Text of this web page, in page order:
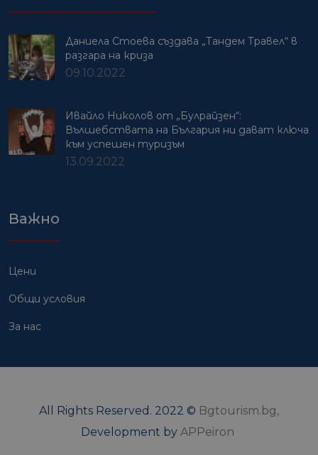
Даниела Стоева създава „Тандем Травел“ в
разгара на криза
09.10.2022
Ивайло Николов от „Булрайзен“:
Вълшебствата на България ни дават ключа
към успешен туризъм
13.09.2022
Важно
Цени
Общи условия
За нас
All Rights Reserved. 2022 © Bgtourism.bg,
Development by APPeiron